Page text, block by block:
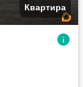
Квартира